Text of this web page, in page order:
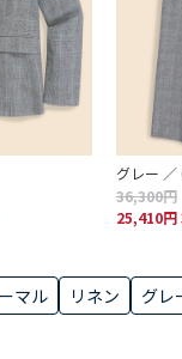
グレー ／
36,300円
25,410
マル リネン グレ